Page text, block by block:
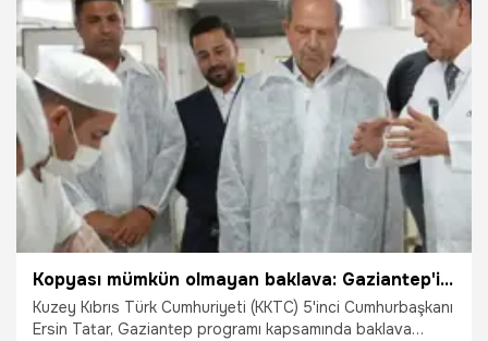
Kopyası mümkün olmayan baklava: Gaziantep'in tarihi ve kültüründen gelen eşsiz lezzet
Kuzey Kıbrıs Türk Cumhuriyeti (KKTC) 5'inci Cumhurbaşkanı
Ersin Tatar, Gaziantep programı kapsamında baklava